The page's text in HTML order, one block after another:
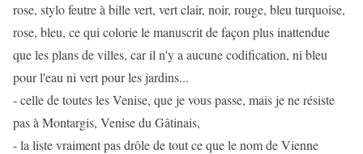
rose, stylo feutre à bille vert, vert clair, noir, rouge, bleu turquoise,
rose, bleu, ce qui colorie le manuscrit de façon plus inattendue
que les plans de villes, car il n'y a aucune codification, ni bleu
pour l'eau ni vert pour les jardins...
- celle de toutes les Venise, que je vous passe, mais je ne résiste
pas à Montargis, Venise du Gâtinais,
- la liste vraiment pas drôle de tout ce que le nom de Vienne